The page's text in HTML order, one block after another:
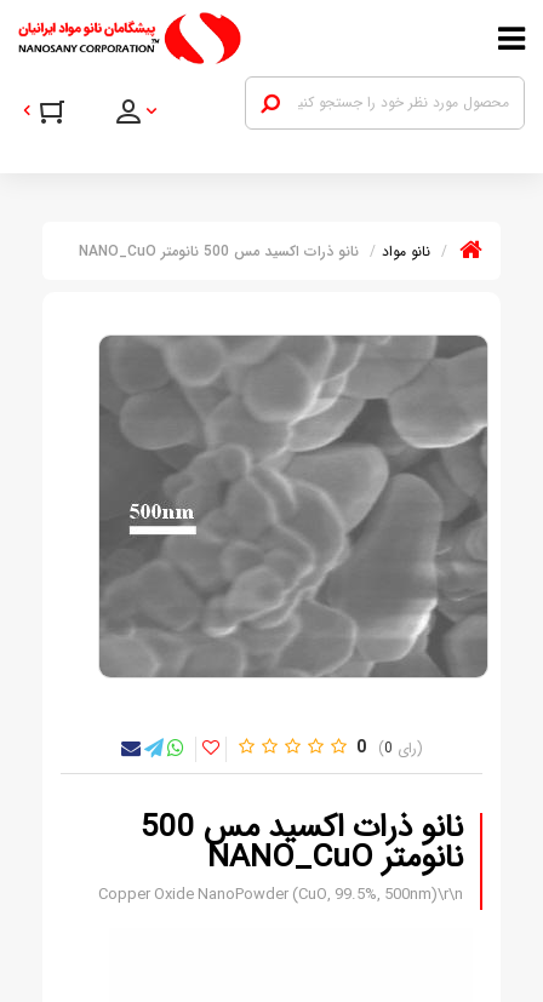
نانو مواد نانو ذرات اکسید مس 500 نانومتر NANO_CuO
0 0
نانو ذرات اکسید مس 500
نانومتر NANO_CuO
Copper Oxide NanoPowder (CuO, 99.5%, 500nm)\r\n